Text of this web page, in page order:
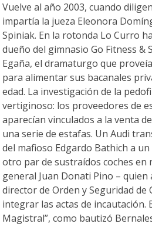
Vuelve al año 2003, cuando
impartía la jueza Eleonora
Spiniak. En la rotonda Lo Curro
dueño del gimnasio Go Fitness &
Egaña, el dramaturgo que
para alimentar sus bacanales
edad. La investigación de la
vertiginoso: los proveedores de
aparecían vinculados a la venta
una serie de estafas. Un Audi
del mafioso Edgardo Bathich a un
otro par de sustraídos coches en
general Juan Donati Pino – quien
director de Orden y Seguridad
integrar las actas de incautación.
Magistral”, como bautizó